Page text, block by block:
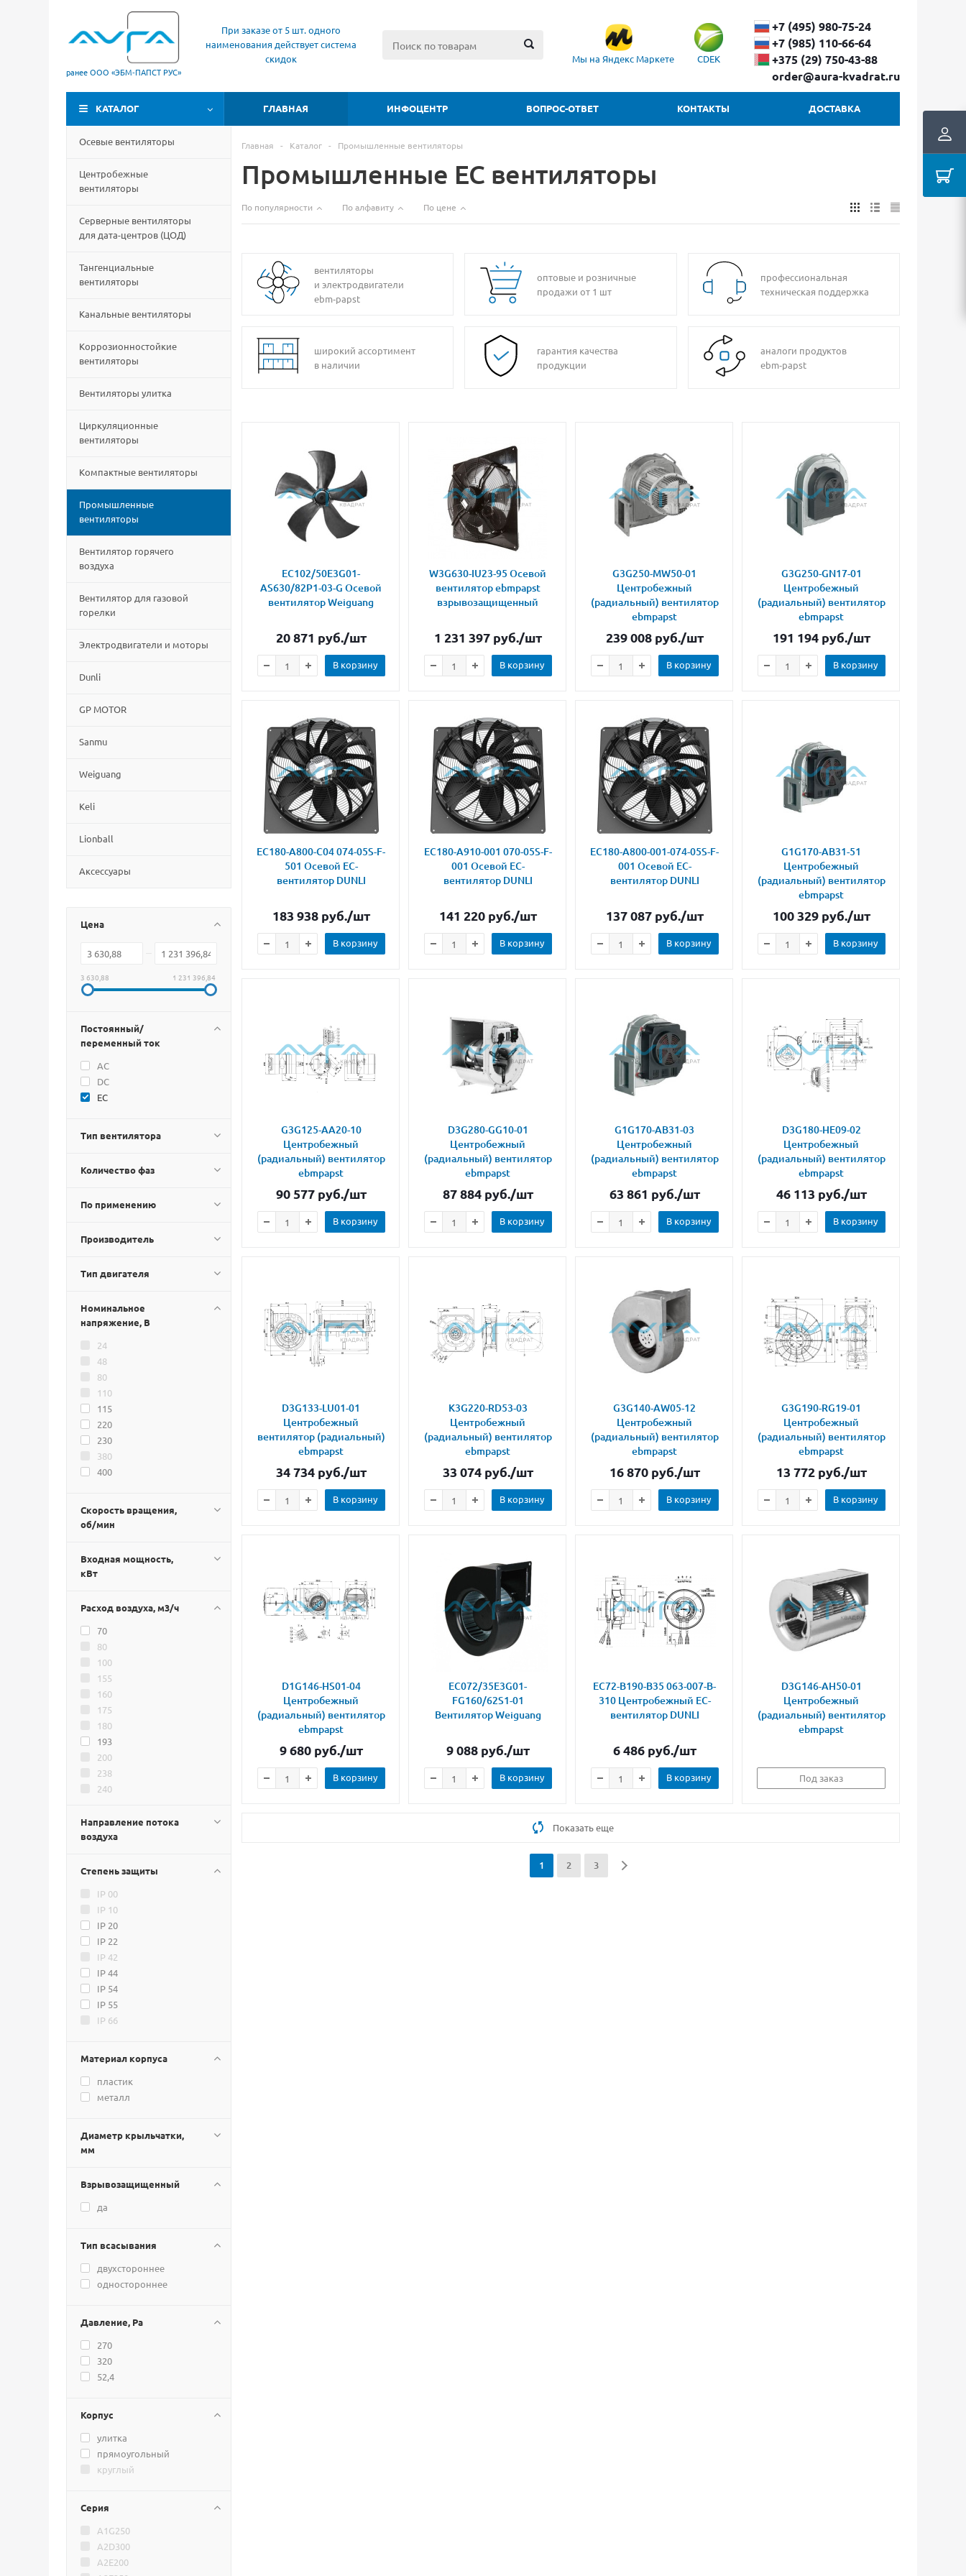
ранее ООО «ЭБМ‑ПАПСТ РУС»
При заказе от 5 шт. одного
наименования действует система
скидок
Мы на Яндекс Маркете CDEK
+7 (495) 980-75-24
+7 (985) 110-66-64
+375 (29) ​750-43-88
order@aura-kvadrat.ru
КАТАЛОГ ГЛАВНАЯ ИНФОЦЕНТР ВОПРОС-ОТВЕТ КОНТАКТЫ ДОСТАВКА
Осевые вентиляторы
Центробежные
вентиляторы
Серверные вентиляторы
для дата-центров (ЦОД)
Тангенциальные
вентиляторы
Канальные вентиляторы
Коррозионностойкие
вентиляторы
Вентиляторы улитка
Циркуляционные
вентиляторы
Компактные вентиляторы
Промышленные
вентиляторы
Вентилятор горячего
воздуха
Вентилятор для газовой
горелки
Электродвигатели и моторы
Dunli
GP MOTOR
Sanmu
Weiguang
Keli
Lionball
Aксессуары
Цена
3 630,88 1 231 396,84
Постоянный/
переменный ток
AC
DC
EC
Тип вентилятора
Количество фаз
По применению
Производитель
Тип двигателя
Номинальное
напряжение, В
24
48
80
110
115
220
230
380
400
Скорость вращения,
об/мин
Входная мощность,
кВт
Расход воздуха, м3/ч
70
80
100
155
160
175
180
193
200
238
240
255
270
300
320
325
370
380
385
395
400
410
413
435
465
470
520
575
610
635
665
685
700
735
750
755
760
770
815
820
845
Направление потока
воздуха
Степень защиты
IP 00
IP 10
IP 20
IP 22
IP 42
IP 44
IP 54
IP 55
IP 66
Материал корпуса
пластик
металл
Диаметр крыльчатки,
мм
Взрывозащищенный
да
Тип всасывания
двухстороннее
одностороннее
Давление, Pa
270
320
52,4
Корпус
улитка
прямоугольный
круглый
Серия
A1G250
A2D300
A2E200
Главная - Каталог - Промышленные вентиляторы
Промышленные EC вентиляторы
По популярности По алфавиту По цене
вентиляторы
и электродвигатели
ebm‑papst
оптовые и розничные
продажи от 1 шт
профессиональная
техническая поддержка
широкий ассортимент
в наличии
гарантия качества
продукции
аналоги продуктов
ebm‑papst
EC102/50E3G01-
AS630/82P1-03-G Осевой
вентилятор Weiguang
20 871 руб./шт
В корзину
W3G630-IU23-95 Осевой
вентилятор ebmpapst
взрывозащищенный
1 231 397руб./шт
В корзину
G3G250-MW50-01
Центробежный
(радиальный) вентилятор
ebmpapst
239 008руб./шт
В корзину
G3G250-GN17-01
Центробежный
(радиальный) вентилятор
ebmpapst
191 194руб./шт
В корзину
EC180-A800-C04 074-05S-F-
501 Осевой ЕС-
вентилятор DUNLI
183 938руб./шт
В корзину
EC180-A910-001 070-05S-F-
001 Осевой ЕС-
вентилятор DUNLI
141 220руб./шт
В корзину
EC180-A800-001-074-05S-F-
001 Осевой ЕС-
вентилятор DUNLI
137 087руб./шт
В корзину
G1G170-AB31-51
Центробежный
(радиальный) вентилятор
ebmpapst
100 329руб./шт
В корзину
G3G125-AA20-10
Центробежный
(радиальный) вентилятор
ebmpapst
90 577руб./шт
В корзину
D3G280-GG10-01
Центробежный
(радиальный) вентилятор
ebmpapst
87 884руб./шт
В корзину
G1G170-AB31-03
Центробежный
(радиальный) вентилятор
ebmpapst
63 861 руб./шт
В корзину
D3G180-HE09-02
Центробежный
(радиальный) вентилятор
ebmpapst
46 113 руб./шт
В корзину
D3G133-LU01-01
Центробежный
вентилятор (радиальный)
ebmpapst
34 734руб./шт
В корзину
K3G220-RD53-03
Центробежный
(радиальный) вентилятор
ebmpapst
33 074руб./шт
В корзину
G3G140-AW05-12
Центробежный
(радиальный) вентилятор
ebmpapst
16 870руб./шт
В корзину
G3G190-RG19-01
Центробежный
(радиальный) вентилятор
ebmpapst
13 772руб./шт
В корзину
D1G146-HS01-04
Центробежный
(радиальный) вентилятор
ebmpapst
9 680руб./шт
В корзину
EC072/35E3G01-
FG160/62S1-01
Вентилятор Weiguang
9 088руб./шт
В корзину
EC72-B190-B35 063-007-B-
310 Центробежный ЕС-
вентилятор DUNLI
6 486руб./шт
В корзину
D3G146-AH50-01
Центробежный
(радиальный) вентилятор
ebmpapst
Под заказ
Показать еще
1 2 3